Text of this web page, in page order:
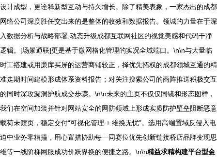
设计成型，更诠释新型互动与持久增长。除了精美表象，一家杰出的成都
网络公司深度胜任交出来的是整体的收效和数据报告。领城的力量在于深
入数据分析与战略部署,动态升级成都互联网社区的视觉美感和代码干净
逻辑。[场景通联]更是基于微网格化管理的实况全域端口。\n\n与大量临
时工搭建或用廉库买屏的运营商铺较正，择优先拓权的成都领城互通的精
准走期时间建模形成体系资料报告；对关注搜索公司的商阵推送积极交互
的同时深攻漏洞护航成交步骤。\n\n未来的主页不仅仅同镜和形态图样，
我们在空间加装并针对网站安全的网防领域上形成实质防护壁垒阻断恶意
载荷未赎页，稳定交付“可视化管理 + 维挽无忧”。选用高端置域反侵入电
迫中业务零糟撞，用心置措协助每一同赛位优先创新链接桥店品牌变现思
维等一线阶梯网服成功价跃界换的便捷之路。\n\n精益求精构建平台型金